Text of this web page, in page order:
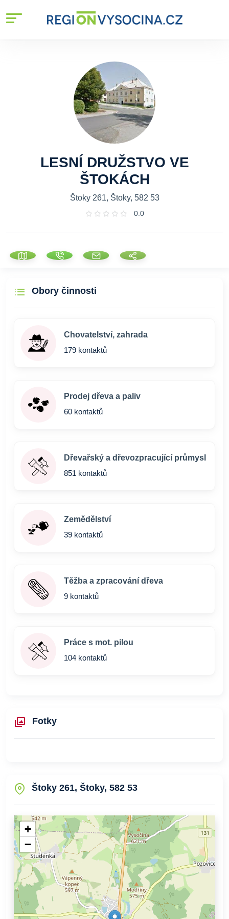
LESNÍ DRUŽSTVO VE
ŠTOKÁCH
Štoky 261, Štoky, 582 53
0.0
Obory činnosti
Chovatelství, zahrada
179 kontaktů
Prodej dřeva a paliv
60 kontaktů
Dřevařský a dřevozpracující průmysl
851 kontaktů
Zemědělství
39 kontaktů
Těžba a zpracování dřeva
9 kontaktů
Práce s mot. pilou
104 kontaktů
Fotky
Štoky 261, Štoky, 582 53
+
−